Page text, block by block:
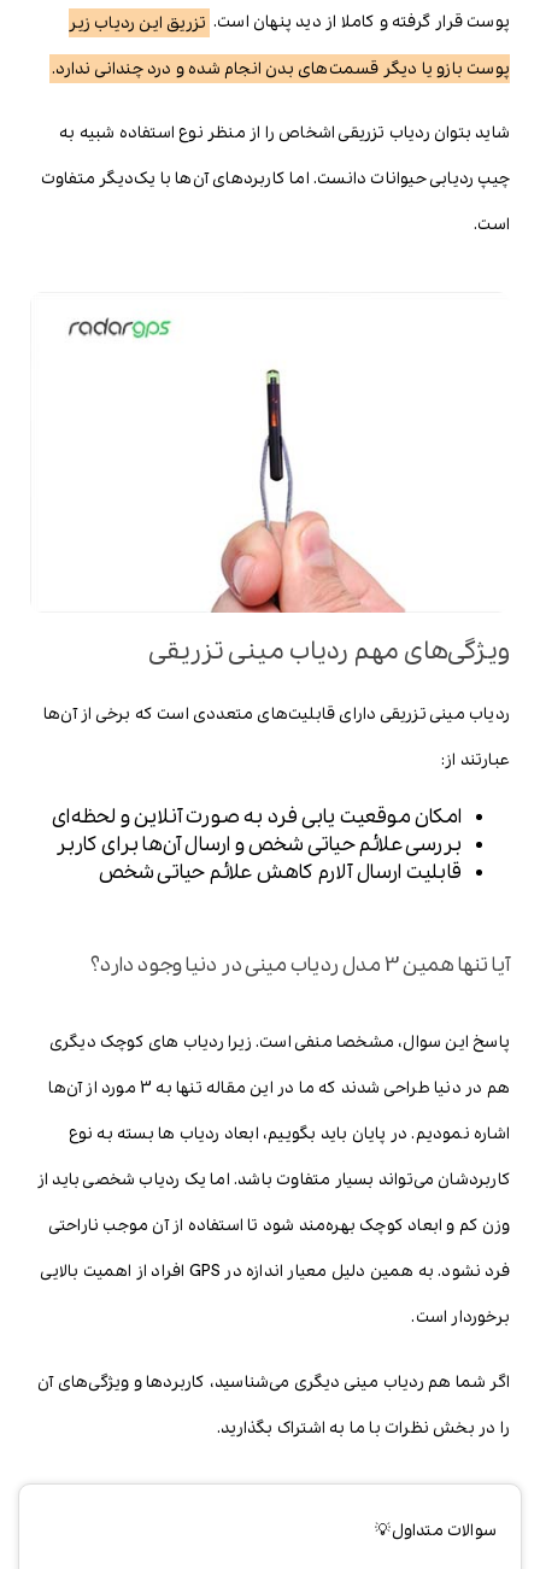
پوست قرار گرفته و کاملا از دید پنهان است. تزریق این ردیاب زیر
پوست بازو یا دیگر قسمت‌های بدن انجام شده و درد چندانی ندارد.
شاید بتوان ردیاب تزریقی اشخاص را از منظر نوع استفاده شبیه به
چیپ ردیابی حیوانات دانست. اما کاربردهای آن‌ها با یک‌دیگر متفاوت
است.
ویژگی‌های مهم ردیاب مینی تزریقی
ردیاب مینی تزریقی دارای قابلیت‌های متعددی است که برخی از آن‌ها
عبارتند از:
امکان موقعیت یابی فرد به صورت آنلاین و لحظه‌ای
بررسی علائم حیاتی شخص و ارسال آن‌ها برای کاربر
قابلیت ارسال آلارم کاهش علائم حیاتی شخص
آیا تنها همین 3 مدل ردیاب مینی در دنیا وجود دارد؟
پاسخ این سوال، مشخصا منفی است. زیرا ردیاب های کوچک دیگری
هم در دنیا طراحی شدند که ما در این مقاله تنها به 3 مورد از آن‌ها
اشاره نمودیم. در پایان باید بگوییم، ابعاد ردیاب ها بسته به نوع
کاربردشان می‌تواند بسیار متفاوت باشد. اما یک ردیاب شخصی باید از
وزن کم و ابعاد کوچک بهره‌مند شود تا استفاده از آن موجب ناراحتی
فرد نشود. به همین دلیل معیار اندازه در GPS افراد از اهمیت بالایی
برخوردار است.
اگر شما هم ردیاب مینی دیگری می‌شناسید، کاربردها و ویژگی‌های آن
را در بخش نظرات با ما به اشتراک بگذارید.
سوالات متداول💡